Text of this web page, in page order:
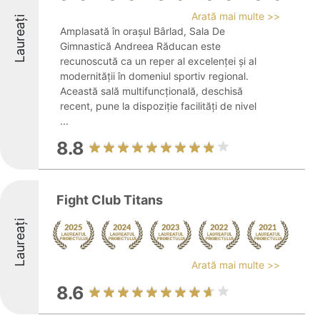
Laureați
Arată mai multe >>
Amplasată în orașul Bârlad, Sala De
Gimnastică Andreea Răducan este
recunoscută ca un reper al excelenței și al
modernității în domeniul sportiv regional.
Această sală multifuncțională, deschisă
recent, pune la dispoziție facilități de nivel
...
8.8
Laureați
Fight Club Titans
Arată mai multe >>
8.6